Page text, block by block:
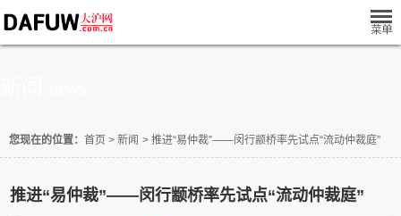
您现在的位置： 首页 > 新闻 > 推进“易仲裁”——闵行颛桥率先试点“流动仲裁庭”
推进“易仲裁”——闵行颛桥率先试点“流动仲裁庭”